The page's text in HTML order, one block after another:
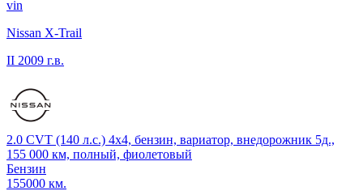
vin
Nissan X-Trail
II 2009 г.в.
2.0 CVT (140 л.с.) 4x4, бензин, вариатор, внедорожник 5д.,
155 000 км, полный, фиолетовый
Бензин
155000 км.